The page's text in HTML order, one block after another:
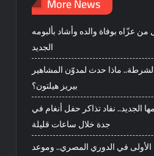
More News
عزّاه بوفاة والده وأشاد بألبومه
الجديد
ماذا حدث لمدوّن المشاهير
بيريز هيلتون؟
الجديد.. نفاد تذاكر حفل أنغام في
جدة خلال ساعات قليلة
الأولى في الدوري المصري.. وموعد